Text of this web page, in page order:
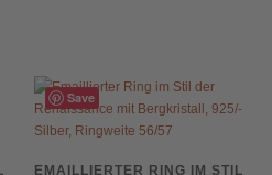
Save
EMAILLIERTER RING IM STIL